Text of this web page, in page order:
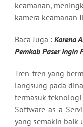
keamanan,
kamera keamanan
Baca Juga : Karena
Pemkab Paser Ingin
Tren-tren yang
langsung pada
termasuk teknologi
Software-as-a-
yang semakin baik